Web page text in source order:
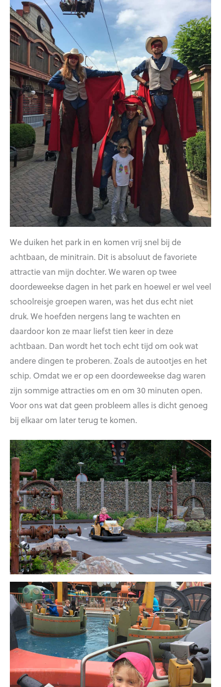
We duiken het park in en komen vrij snel bij de
achtbaan, de minitrain. Dit is absoluut de favoriete
attractie van mijn dochter. We waren op twee
doordeweekse dagen in het park en hoewel er wel veel
schoolreisje groepen waren, was het dus echt niet
druk. We hoefden nergens lang te wachten en
daardoor kon ze maar liefst tien keer in deze
achtbaan. Dan wordt het toch echt tijd om ook wat
andere dingen te proberen. Zoals de autootjes en het
schip. Omdat we er op een doordeweekse dag waren
zijn sommige attracties om en om 30 minuten open.
Voor ons wat dat geen probleem alles is dicht genoeg
bij elkaar om later terug te komen.